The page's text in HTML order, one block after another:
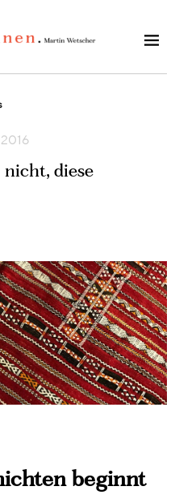
diese
beginnt